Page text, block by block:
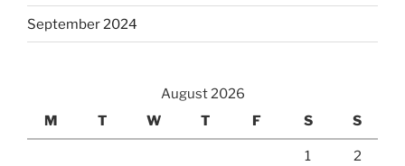
September 2024
August 2026
M
T W T F S S
1 2